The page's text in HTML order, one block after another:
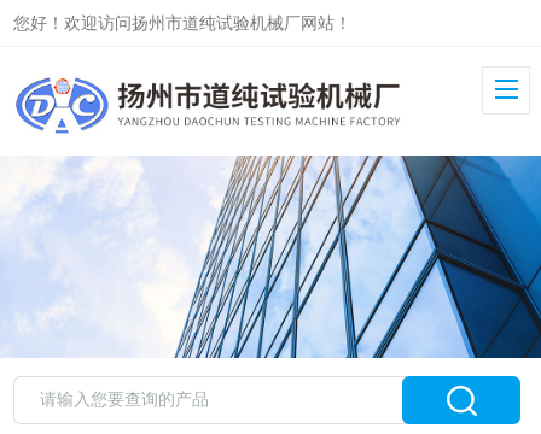
您好！欢迎访问扬州市道纯试验机械厂网站！